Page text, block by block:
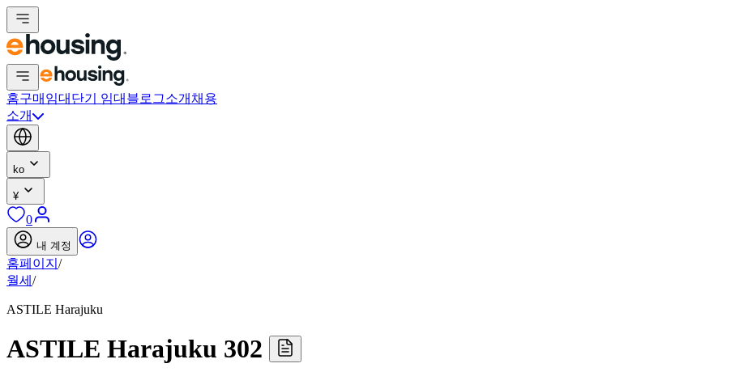
홈구매 임대 단기 임대 블로그소개 채용
소개
ko
¥
0
내 계정
홈페이지 /
월세 /
ASTILE Harajuku
ASTILE Harajuku 302